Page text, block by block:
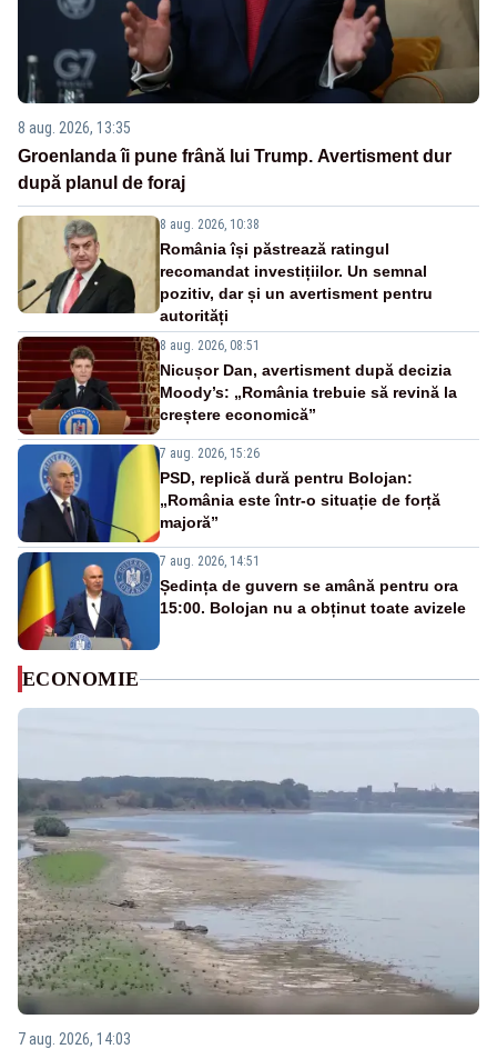
8 aug. 2026, 13:35
Groenlanda îi pune frână lui Trump. Avertisment dur
după planul de foraj
8 aug. 2026, 10:38
România își păstrează ratingul
recomandat investițiilor. Un semnal
pozitiv, dar și un avertisment pentru
autorități
8 aug. 2026, 08:51
Nicușor Dan, avertisment după decizia
Moody’s: „România trebuie să revină la
creștere economică”
7 aug. 2026, 15:26
PSD, replică dură pentru Bolojan:
„România este într-o situație de forță
majoră”
7 aug. 2026, 14:51
Ședința de guvern se amână pentru ora
15:00. Bolojan nu a obținut toate avizele
ECONOMIE
7 aug. 2026, 14:03